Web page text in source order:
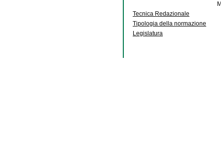
Tecnica Redazionale
Tipologia della normazione
Legislatura